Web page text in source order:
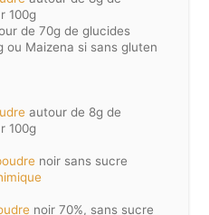
100g
de 70g de glucides
ou Maizena si sans gluten
autour de 8g de
100g
noir sans sucre
noir 70%, sans sucre